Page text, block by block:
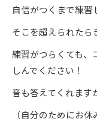
自信がつくまで練習
そこを超えられたら
練習がつらくても、
しんでください！
音も答えてくれます
（自分のためにお